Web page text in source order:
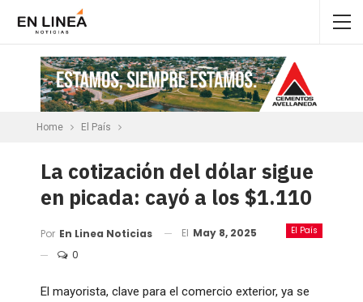
Home El País
La cotización del dólar sigue
en picada: cayó a los $1.110
El País
Por En Linea Noticias El May 8, 2025
0
El mayorista, clave para el comercio exterior, ya se